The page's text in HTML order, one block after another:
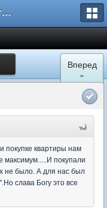
Форум Новостройки
Вперед
»
покупке квартиры нам
максимум.....И покупали
не было. А для нас был
слава Богу это все